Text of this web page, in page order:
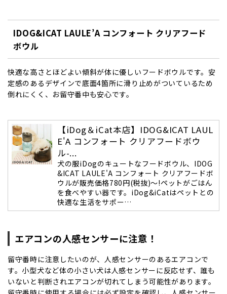
IDOG&ICAT LAULE’A コンフォート クリアフード
ボウル
快適な高さとほどよい傾斜が体に優しいフードボウルです。安
定感のあるデザインで底面4箇所に滑り止めがついているため
倒れにくく、お留守番中も安心です。
【iDog＆iCat本店】IDOG&ICAT LAUL
E'A コンフォート クリアフードボウ
ル-...
犬の服iDogのキュートなフードボウル、IDOG
&ICAT LAULE'A コンフォート クリアフードボ
ウルが販売価格780円(税抜)～!ペットがごはん
を食べやすい器です。iDog&iCatはペットとの
快適な生活をサポー…
エアコンの人感センサーに注意！
留守番時に注意したいのが、人感センサーのあるエアコンで
す。小型犬など体の小さい犬は人感センサーに反応せず、誰も
いないと判断されエアコンが切れてしまう可能性があります。